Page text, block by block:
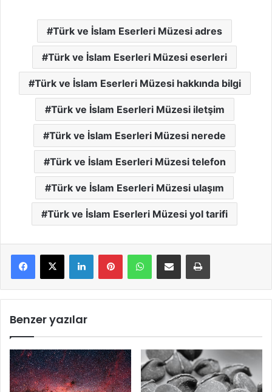
Türk ve İslam Eserleri Müzesi adres
Türk ve İslam Eserleri Müzesi eserleri
Türk ve İslam Eserleri Müzesi hakkında bilgi
Türk ve İslam Eserleri Müzesi iletşim
Türk ve İslam Eserleri Müzesi nerede
Türk ve İslam Eserleri Müzesi telefon
Türk ve İslam Eserleri Müzesi ulaşım
Türk ve İslam Eserleri Müzesi yol tarifi
Benzer yazılar